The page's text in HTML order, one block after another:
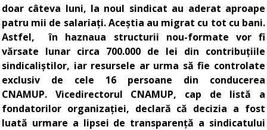
doar câteva luni, la noul sindicat au aderat aproape
patru mii de salariați. Aceștia au migrat cu tot cu bani.
Astfel, în haznaua structurii nou-formate vor fi
vărsate lunar circa 700.000 de lei din contribuțiile
sindicaliștilor, iar resursele ar urma să fie controlate
exclusiv de cele 16 persoane din conducerea
CNAMUP. Vicedirectorul CNAMUP, cap de listă a
fondatorilor organizației, declară că decizia a fost
luată urmare a lipsei de transparență a sindicatului